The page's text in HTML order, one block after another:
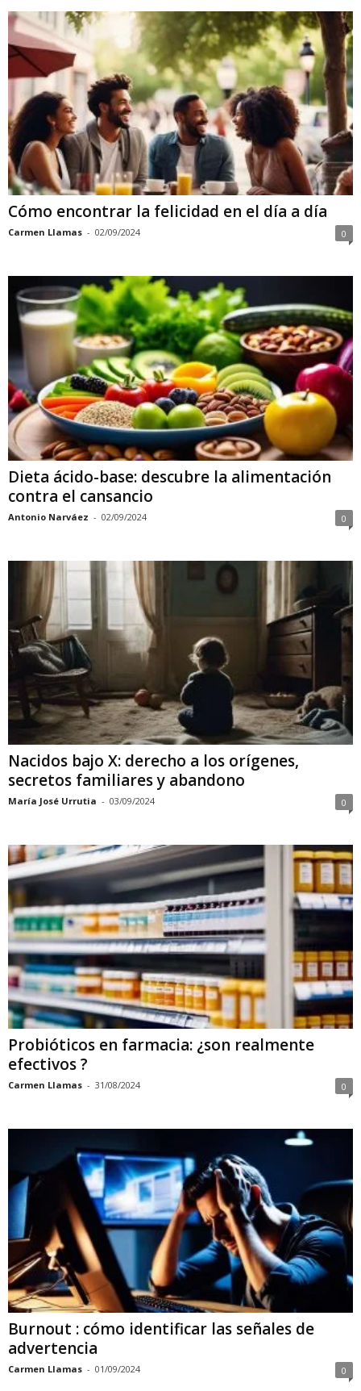
Cómo encontrar la felicidad en el día a día
Carmen Llamas - 02/09/2024 0
Dieta ácido-base: descubre la alimentación
contra el cansancio
Antonio Narváez - 02/09/2024 0
Nacidos bajo X: derecho a los orígenes,
secretos familiares y abandono
María José Urrutia - 03/09/2024 0
Probióticos en farmacia: ¿son realmente
efectivos ?
Carmen Llamas - 31/08/2024 0
Burnout : cómo identificar las señales de
advertencia
Carmen Llamas - 01/09/2024 0